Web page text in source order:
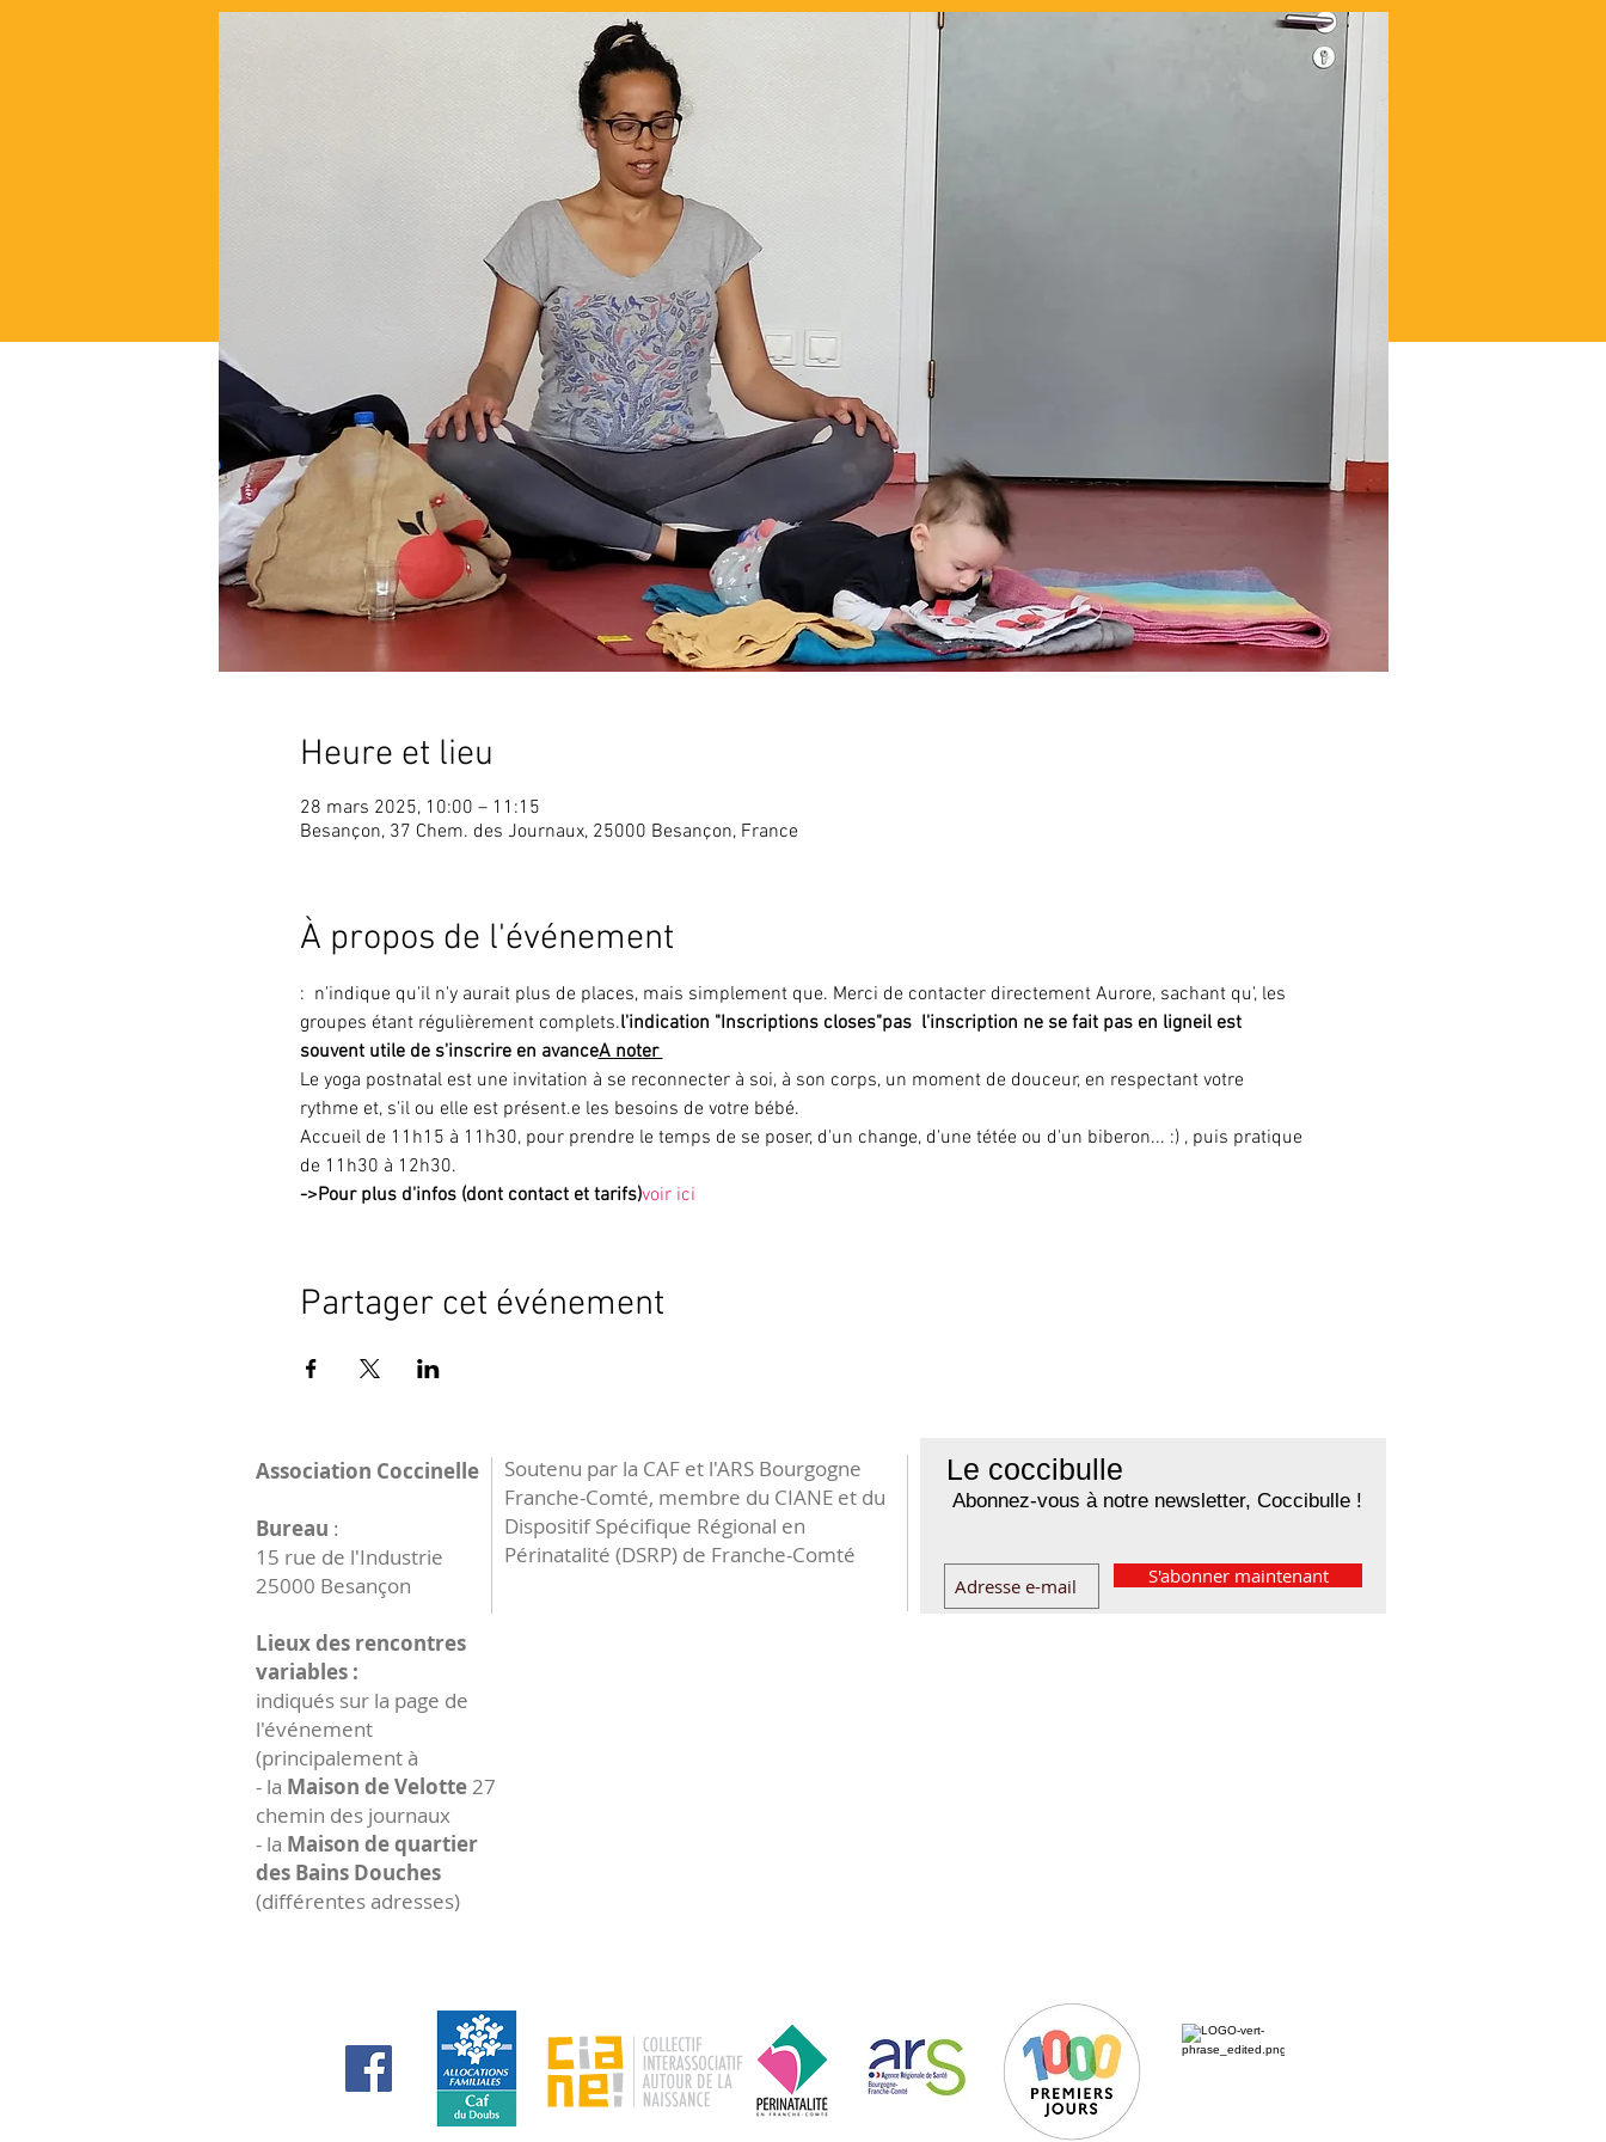
Heure et lieu
28 mars 2025, 10:00 – 11:15
Besançon, 37 Chem. des Journaux, 25000 Besançon, France
À propos de l'événement
: n'indique qu'il n'y aurait plus de places, mais simplement que. Merci de contacter directement Aurore, sachant qu', les
groupes étant régulièrement complets.l'indication "Inscriptions closes"pas l'inscription ne se fait pas en ligneil est
souvent utile de s'inscrire en avanceA noter
Le yoga postnatal est une invitation à se reconnecter à soi, à son corps, un moment de douceur, en respectant votre
rythme et, s'il ou elle est présent.e les besoins de votre bébé.
Accueil de 11h15 à 11h30, pour prendre le temps de se poser, d'un change, d'une tétée ou d'un biberon... :) , puis pratique
de 11h30 à 12h30.
->Pour plus d'infos (dont contact et tarifs)voir ici
Partager cet événement
Le coccibulle
Abonnez-vous à notre newsletter, Coccibulle !
S'abonner maintenant
Association Coccinelle
Bureau :
15 rue de l'Industrie
25000 Besançon
Lieux des rencontres
variables :
indiqués sur la page de
l'événement
(principalement à
- la Maison de Velotte27
chemin des journaux
- la Maison de quartier
des Bains Douches
(différentes adresses)
Soutenu par la CAF et l'ARS Bourgogne
Franche-Comté, membre du CIANE et du
Dispositif Spécifique Régional en
Périnatalité (DSRP) de Franche-Comté